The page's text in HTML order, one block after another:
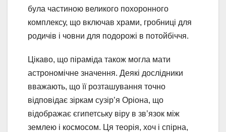
була частиною великого похоронного
комплексу, що включав храми, гробниці для
родичів і човни для подорожі в потойбіччя.
Цікаво, що піраміда також могла мати
астрономічне значення. Деякі дослідники
вважають, що її розташування точно
відповідає зіркам сузір’я Оріона, що
відображає єгипетську віру в зв’язок між
землею і космосом. Ця теорія, хоч і спірна,